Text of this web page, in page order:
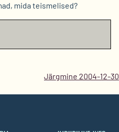
mida teismelised?
Järgmine 2004-12-30